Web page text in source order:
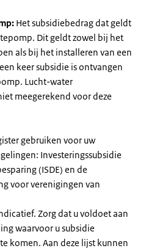
Het subsidiebedrag dat geldt
Dit geldt zowel bij het
als bij het installeren van een
keer subsidie is ontvangen
Lucht-water
meegerekend voor deze
gebruiken voor uw
Investeringssubsidie
(ISDE) en de
voor verenigingen van
Zorg dat u voldoet aan
waarvoor u subsidie
komen. Aan deze lijst kunnen